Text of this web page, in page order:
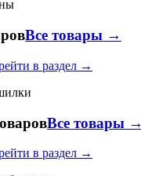
Все товары →
в раздел →
Все товары →
в раздел →